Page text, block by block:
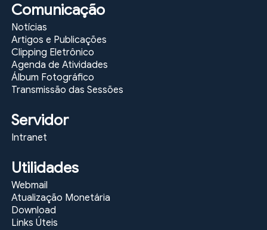
Comunicação
Notícias
Artigos e Publicações
Clipping Eletrônico
Agenda de Atividades
Álbum Fotográfico
Transmissão das Sessões
Servidor
Intranet
Utilidades
Webmail
Atualização Monetária
Download
Links Úteis